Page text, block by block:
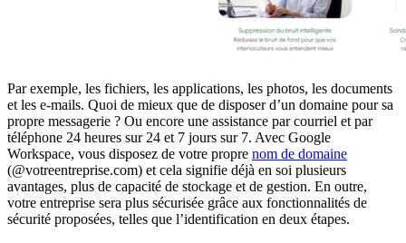
Par exemple, les fichiers, les applications, les photos, les documents
et les e-mails. Quoi de mieux que de disposer d’un domaine pour sa
propre messagerie ? Ou encore une assistance par courriel et par
téléphone 24 heures sur 24 et 7 jours sur 7. Avec Google
Workspace, vous disposez de votre propre nom de domaine
(@votreentreprise.com) et cela signifie déjà en soi plusieurs
avantages, plus de capacité de stockage et de gestion. En outre,
votre entreprise sera plus sécurisée grâce aux fonctionnalités de
sécurité proposées, telles que l’identification en deux étapes.